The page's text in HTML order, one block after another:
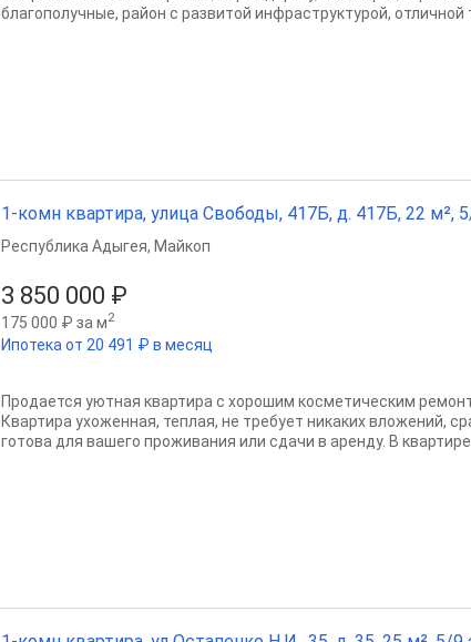
благополучные, район с развитой инфраструктурой, отличной
1-комн квартира, улица Свободы, 417Б, д. 417Б, 22 м²,
3 850 000 ₽
175 000 ₽ за м2
Ипотека от 20 491 ₽ в месяц
Республика Адыгея, Майкоп
Продается уютная квартира с хорошим косметическим
Квартира ухоженная, теплая, не требует никаких вложений,
готова для вашего проживания или сдачи в аренду. В квартире